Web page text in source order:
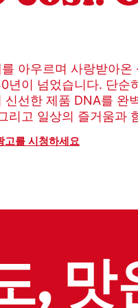
아우르며 사랑받아
년이 넘었습니다. 단순
신선한 제품 DNA를 완
리고 일상의 즐거움과
고를 시청하세요
, 맛